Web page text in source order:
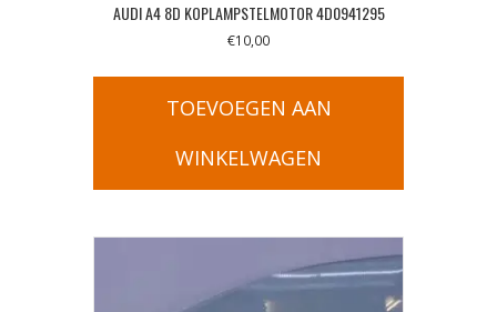
AUDI A4 8D KOPLAMPSTELMOTOR 4D0941295
€10,00
TOEVOEGEN AAN
WINKELWAGEN